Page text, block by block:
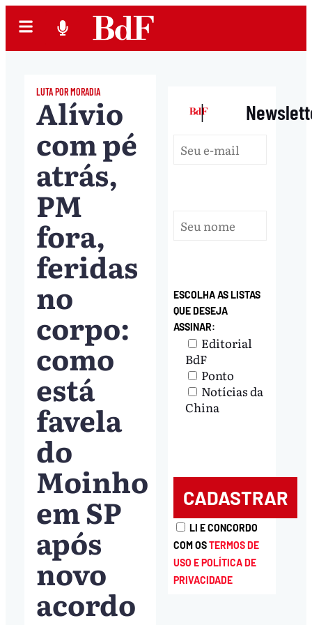
LUTA POR MORADIA
Alívio
com pé
atrás,
PM
fora,
feridas
no
corpo:
como
está
favela
do
Moinho
em SP
após
novo
acordo
|
ESCOLHA AS LISTAS
QUE DESEJA
ASSINAR:
Editorial
BdF
Ponto
Notícias da
China
LI E CONCORDO
COM OSTERMOS DE
USO E POLÍTICA DE
PRIVACIDADE